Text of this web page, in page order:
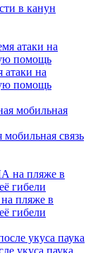
в канун
атаки на
помощь
связь
пляже в
гибели
укуса паука